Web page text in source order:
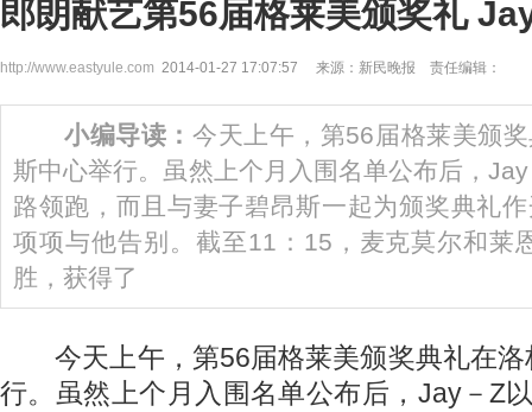
郎朗献艺第56届格莱美颁奖礼
http://www.eastyule.com 2014-01-27 17:07:57 来源：新民晚报 责任编辑：
小编导读： 今天上午，第56届格莱美颁
斯中心举行。虽然上个月入围名单公布后，
路领跑，而且与妻子碧昂斯一起为颁奖典礼
项项与他告别。截至11：15，麦克莫尔和莱
胜，获得了
今天上午，第56届格莱美颁奖典礼在洛
行。虽然上个月入围名单公布后，Jay－Z